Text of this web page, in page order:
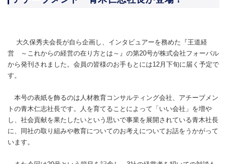
大久保秀夫会長が自ら企画し、インタビュアーを務めた『王道経
営 ～これからの経営の在り方とは～』の第20号が株式会社フォーバル
から発刊されました。会員の皆様のお手もとには12月下旬に届く予定で
す。
本号の表紙を飾るのは人材教育コンサルティング会社、アチーブメン
トの青木仁志社長です。人を育てることによって「いい会社」を増や
し、社会貢献を果たしたいという思いで事業を展開されている青木社長
に、同社の取り組みや教育についてのお考えについてお話をうかがって
います。